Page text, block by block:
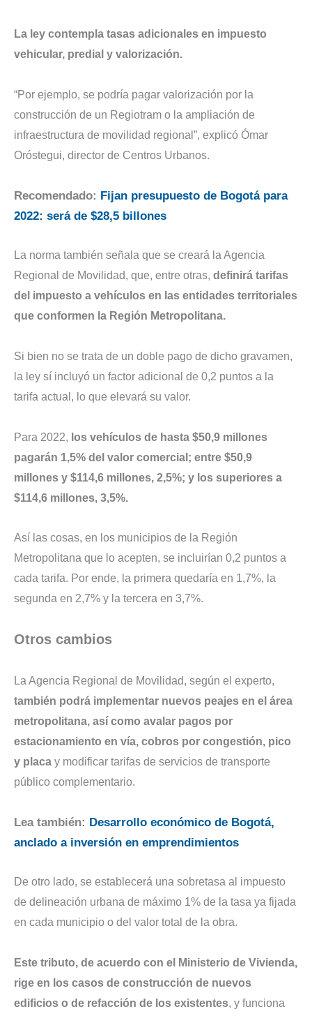
La ley contempla tasas adicionales en impuesto
vehicular, predial y valorización.
“Por ejemplo, se podría pagar valorización por la
construcción de un Regiotram o la ampliación de
infraestructura de movilidad regional”, explicó Ómar
Oróstegui, director de Centros Urbanos.
Recomendado: Fijan presupuesto de Bogotá para
2022: será de $28,5 billones
La norma también señala que se creará la Agencia
Regional de Movilidad, que, entre otras, definirá tarifas
del impuesto a vehículos en las entidades territoriales
que conformen la Región Metropolitana.
Si bien no se trata de un doble pago de dicho gravamen,
la ley sí incluyó un factor adicional de 0,2 puntos a la
tarifa actual, lo que elevará su valor.
Para 2022, los vehículos de hasta $50,9 millones
pagarán 1,5% del valor comercial; entre $50,9
millones y $114,6 millones, 2,5%; y los superiores a
$114,6 millones, 3,5%.
Así las cosas, en los municipios de la Región
Metropolitana que lo acepten, se incluirían 0,2 puntos a
cada tarifa. Por ende, la primera quedaría en 1,7%, la
segunda en 2,7% y la tercera en 3,7%.
Otros cambios
La Agencia Regional de Movilidad, según el experto,
también podrá implementar nuevos peajes en el área
metropolitana, así como avalar pagos por
estacionamiento en vía, cobros por congestión, pico
y placa y modificar tarifas de servicios de transporte
público complementario.
Lea también: Desarrollo económico de Bogotá,
anclado a inversión en emprendimientos
De otro lado, se establecerá una sobretasa al impuesto
de delineación urbana de máximo 1% de la tasa ya fijada
en cada municipio o del valor total de la obra.
Este tributo, de acuerdo con el Ministerio de Vivienda,
rige en los casos de construcción de nuevos
edificios o de refacción de los existentes, y funciona